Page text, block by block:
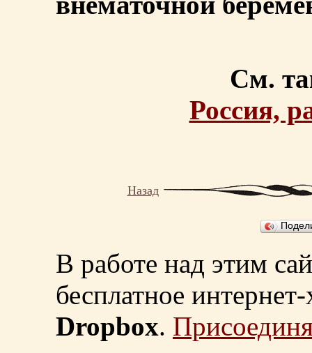
См.
Россия,
Назад
В работе над этим
бесплатное
Dropbox.